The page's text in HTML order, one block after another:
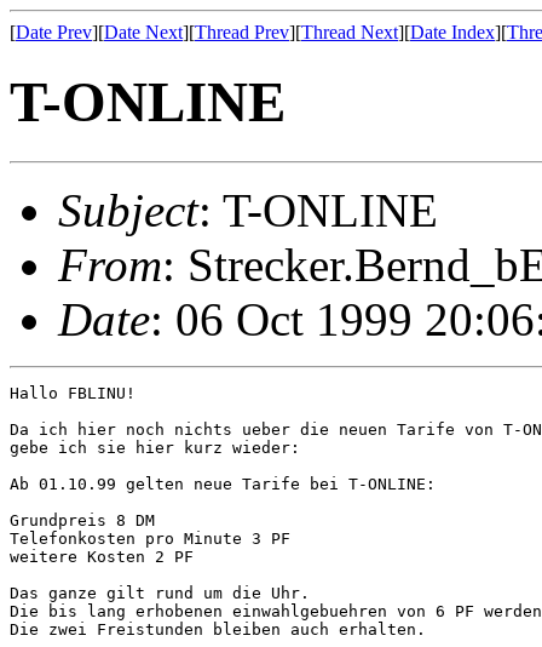
[Date Prev][Date Next][Thread Prev][Thread Next][Date Index][
T-ONLINE
Subject: T-ONLINE
From:
Date: 06 Oct 1999
Hallo FBLINU!
Da ich hier noch nichts ueber die neuen Tarife von T-
gebe ich sie hier kurz wieder:
Ab 01.10.99 gelten neue Tarife bei T-ONLINE:
Grundpreis 8 DM
Telefonkosten pro Minute 3 PF
weitere Kosten 2 PF
Das ganze gilt rund um die Uhr.
Die bis lang erhobenen einwahlgebuehren von 6 PF
Die zwei Freistunden bleiben auch erhalten.